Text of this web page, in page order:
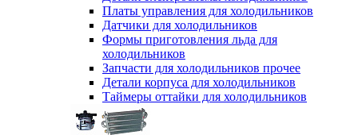
Платы управления для холодильников
Датчики для холодильников
Формы приготовления льда для
холодильников
Запчасти для холодильников прочее
Детали корпуса для холодильников
Таймеры оттайки для холодильников